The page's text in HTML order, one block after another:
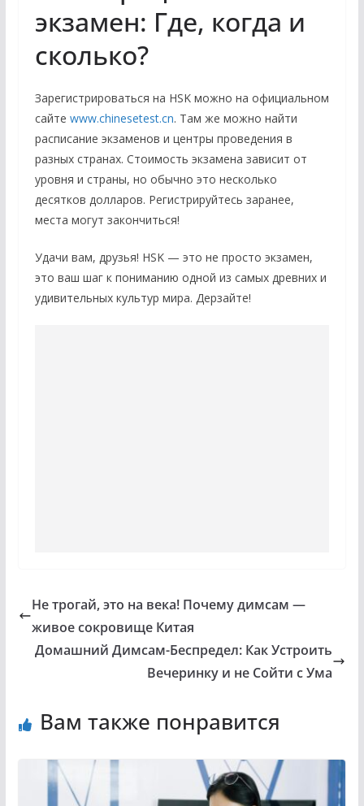
экзамен: Где, когда и
сколько?
Зарегистрироваться на HSK можно на официальном
сайте www.chinesetest.cn. Там же можно найти
расписание экзаменов и центры проведения в
разных странах. Стоимость экзамена зависит от
уровня и страны, но обычно это несколько
десятков долларов. Регистрируйтесь заранее,
места могут закончиться!
Удачи вам, друзья! HSK — это не просто экзамен,
это ваш шаг к пониманию одной из самых древних и
удивительных культур мира. Дерзайте!
Не трогай, это на века! Почему димсам —
живое сокровище Китая
Домашний Димсам-Беспредел: Как Устроить
Вечеринку и не Сойти с Ума
Вам также понравится